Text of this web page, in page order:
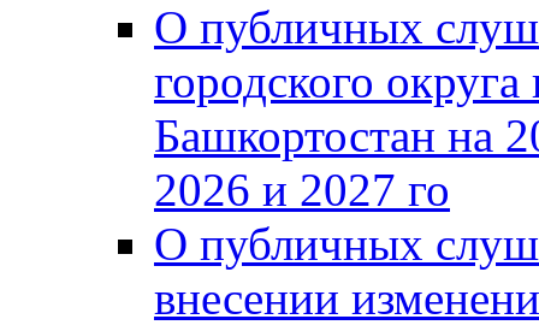
О публичных
городского
Башкортостан на
2026 и 2027 го
О публичных
внесении